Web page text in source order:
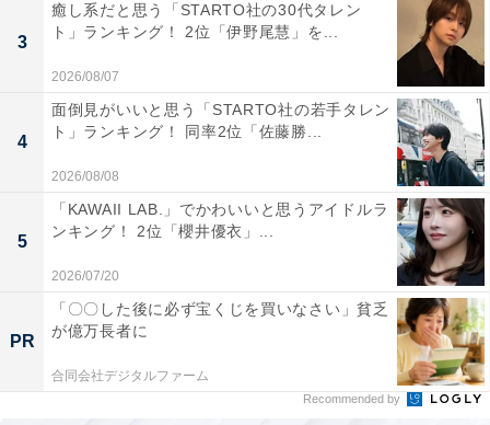
2位：『あんぱん』（NHK総合）／36票
3
癒し系だと思う「STARTO社の30代タレン
ト」ランキング！ 2位「伊野尾慧」を...
2026/08/07
4
面倒見がいいと思う「STARTO社の若手タレン
ト」ランキング！ 同率2位「佐藤勝...
2026/08/08
5
「KAWAII LAB.」でかわいいと思うアイドルラ
ンキング！ 2位「櫻井優衣」...
2026/07/20
PR
「〇〇した後に必ず宝くじを買いなさい」貧乏
が億万長者に
合同会社デジタルファーム
Recommended by